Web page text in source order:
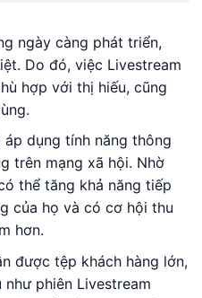
ngày càng phát triển,
Do đó, việc Livestream
hợp với thị hiếu, cũng
dụng tính năng thông
trên mạng xã hội. Nhờ
thể tăng khả năng tiếp
của họ và có cơ hội thu
hơn.
được tệp khách hàng lớn,
phiên Livestream